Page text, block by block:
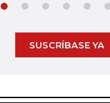
SUSCRÍBASE YA